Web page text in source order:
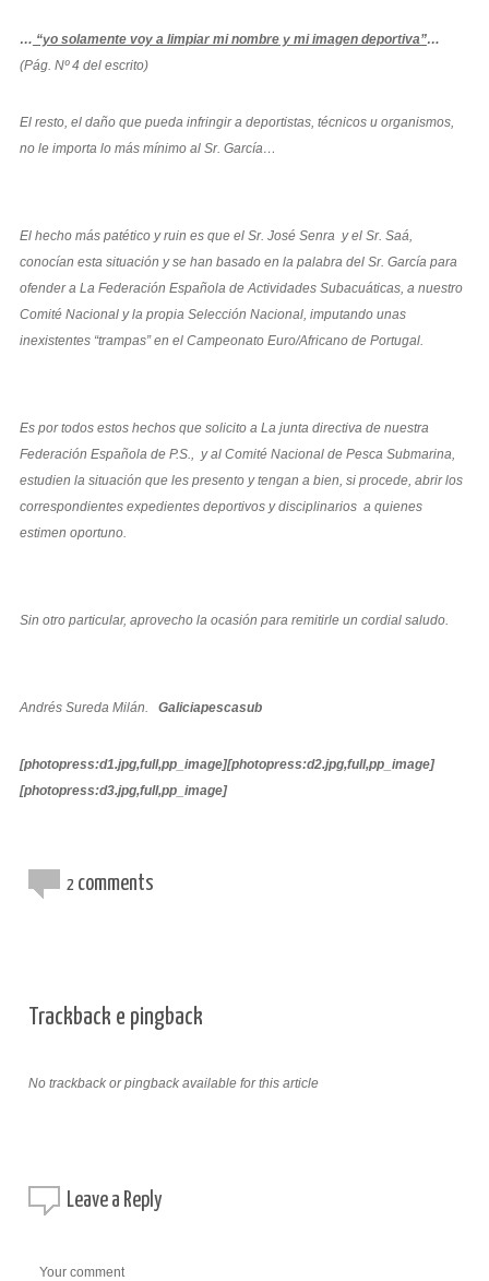
… “yo solamente voy a limpiar mi nombre y mi imagen deportiva”…
(Pág. Nº 4 del escrito)
El resto, el daño que pueda infringir a deportistas, técnicos u organismos,
no le importa lo más mínimo al Sr. García…
El hecho más patético y ruin es que el Sr. José Senra y el Sr. Saá,
conocían esta situación y se han basado en la palabra del Sr. García para
ofender a La Federación Española de Actividades Subacuáticas, a nuestro
Comité Nacional y la propia Selección Nacional, imputando unas
inexistentes “trampas” en el Campeonato Euro/Africano de Portugal.
Es por todos estos hechos que solicito a La junta directiva de nuestra
Federación Española de P.S., y al Comité Nacional de Pesca Submarina,
estudien la situación que les presento y tengan a bien, si procede, abrir los
correspondientes expedientes deportivos y disciplinarios a quienes
estimen oportuno.
Sin otro particular, aprovecho la ocasión para remitirle un cordial saludo.
Andrés Sureda Milán. Galiciapescasub
[photopress:d1.jpg,full,pp_image][photopress:d2.jpg,full,pp_image]
[photopress:d3.jpg,full,pp_image]
2 comments
Trackback e pingback
No trackback or pingback available for this article
Leave a Reply
Your comment